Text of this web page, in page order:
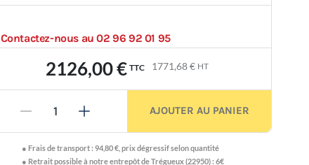
Contactez-nous au 02 96 92 01 95
2126,00 € TTC 1771,68 € HT
- + AJOUTER AU PANIER
●Frais de transport :94,80 € ,prix dégressif selon quantité
● Retrait possible à notre entrepôt de Trégueux (22950) : 6€